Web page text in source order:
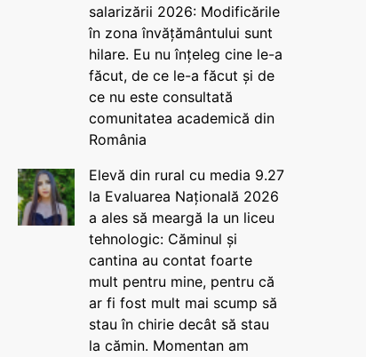
salarizării 2026: Modificările
în zona învățământului sunt
hilare. Eu nu înțeleg cine le-a
făcut, de ce le-a făcut și de
ce nu este consultată
comunitatea academică din
România
Elevă din rural cu media 9.27
la Evaluarea Națională 2026
a ales să meargă la un liceu
tehnologic: Căminul și
cantina au contat foarte
mult pentru mine, pentru că
ar fi fost mult mai scump să
stau în chirie decât să stau
la cămin. Momentan am